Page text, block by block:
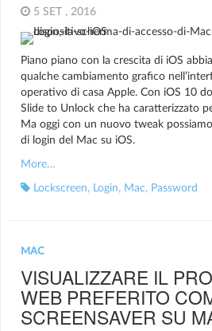
5 SET , 2016
Piano piano con la crescita di iOS
qualche cambiamento grafico
operativo di casa Apple. Con iOS 10
Slide to Unlock che ha caratterizzato
Ma oggi con un nuovo tweak
di login del Mac su iOS.
More…
Lockscreen, Login, Mac, Password
MAC
VISUALIZZARE IL
WEB PREFERITO
SCREENSAVER SU